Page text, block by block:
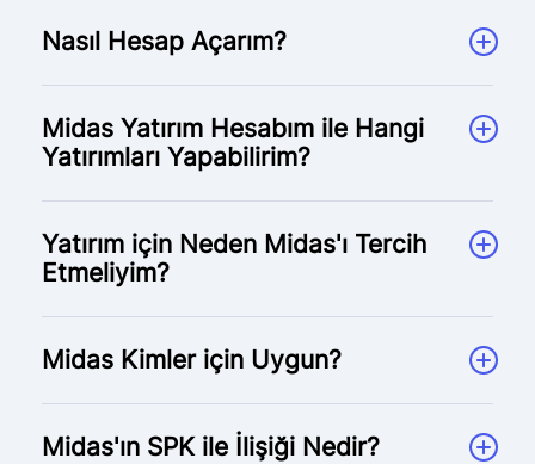
Nasıl Hesap Açarım?
Midas Yatırım Hesabım ile Hangi
Yatırımları Yapabilirim?
Yatırım için Neden Midas'ı Tercih
Etmeliyim?
Midas Kimler için Uygun?
Midas'ın SPK ile İlişiği Nedir?